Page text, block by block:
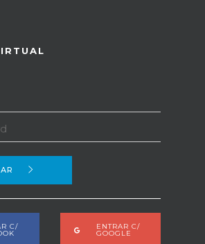
C/ ENTRAR C/
GOOGLE